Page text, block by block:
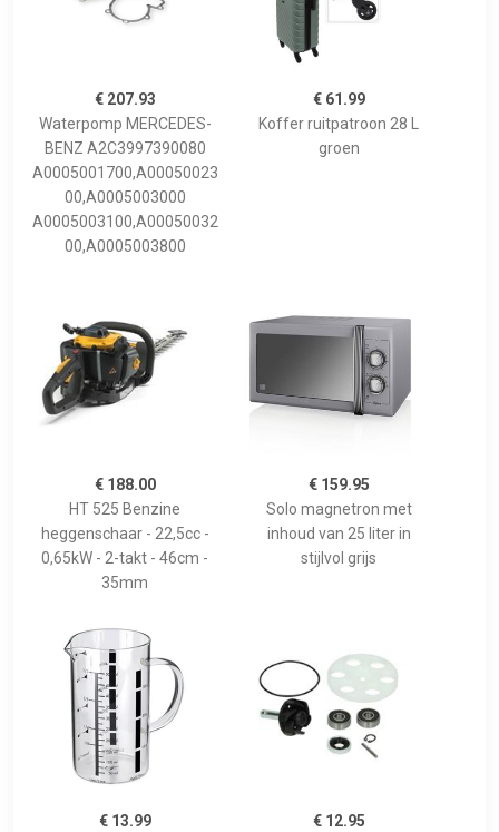
€ 207.93
Waterpomp MERCEDES-
BENZ A2C3997390080
A0005001700,A00050023
00,A0005003000
A0005003100,A00050032
00,A0005003800
€ 61.99
Koffer ruitpatroon 28 L
groen
€ 188.00
HT 525 Benzine
heggenschaar - 22,5cc -
0,65kW - 2-takt - 46cm -
35mm
€ 159.95
Solo magnetron met
inhoud van 25 liter in
stijlvol grijs
€ 13.99
€ 12.95